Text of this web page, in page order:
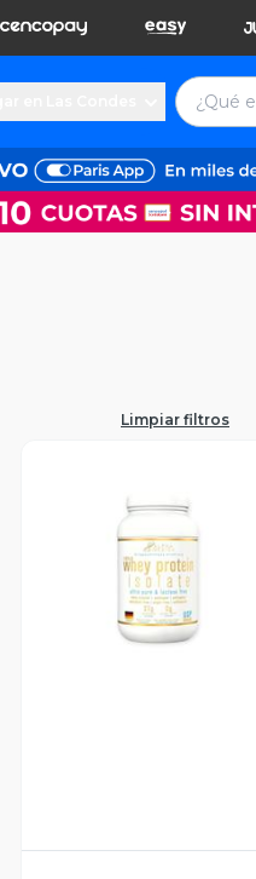
Limpiar filtros
Vista Previa